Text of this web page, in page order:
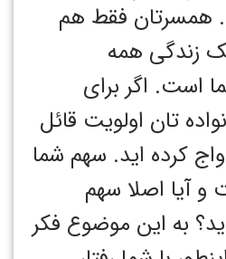
همسرتان فقط هم
زندگی همه
است. اگر برای
تان اولویت قائل
کرده اید. سهم شما
و آیا اصلا سهم
به این موضوع فکر